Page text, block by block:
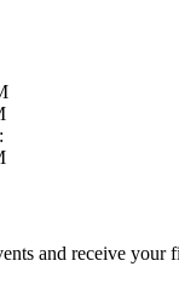
and receive your